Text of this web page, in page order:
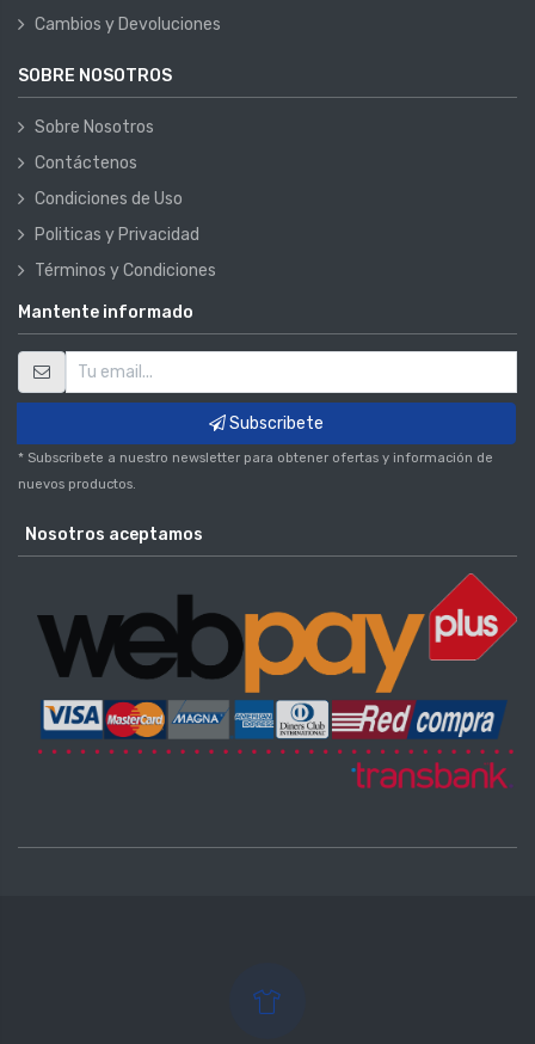
Cambios y Devoluciones
SOBRE NOSOTROS
Sobre Nosotros
Contáctenos
Condiciones de Uso
Politicas y Privacidad
Términos y Condiciones
Mantente informado
Subscribete
* Subscribete a nuestro newsletter para obtener ofertas y información de
nuevos productos.
Nosotros aceptamos